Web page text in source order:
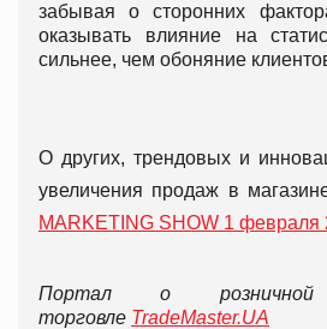
забывая о сторонних
оказывать влияние на
сильнее, чем обоняние
О других, трендовых и
увеличения продаж в
MARKETING SHOW 1 февраля
Портал о
торговле TradeMaster.UA